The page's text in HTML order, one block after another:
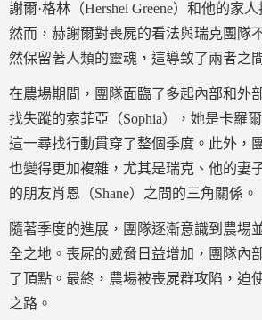
謝爾·格林（Hershel Greene）和他的家
然而，赫謝爾對喪屍的看法與瑞克團隊
然保留著人類的靈魂，這導致了兩者之
在農場期間，團隊面臨了多起內部和外
找失蹤的索菲亞（Sophia），她是卡羅
這一尋找行動貫穿了整個季度。此外，
也變得更加複雜，尤其是瑞克、他的妻
的朋友肖恩（Shane）之間的三角關係。
隨著季度的進展，團隊逐漸意識到農場
全之地。喪屍的威脅日益增加，團隊內
了頂點。最終，農場被喪屍群攻陷，迫
之路。